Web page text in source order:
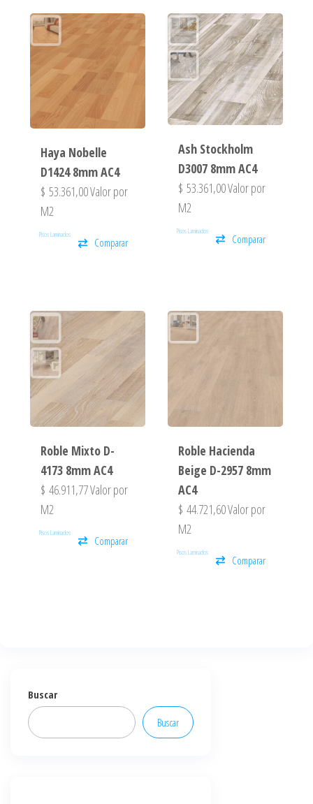
Haya Nobelle
D1424 8mm AC4
$ 53.361,00Valor por
M2
Pisos Laminados
Comparar
Ash Stockholm
D3007 8mm AC4
$ 53.361,00Valor por
M2
Pisos Laminados
Comparar
Roble Mixto D-
4173 8mm AC4
$ 46.911,77Valor por
M2
Pisos Laminados
Comparar
Roble Hacienda
Beige D-2957 8mm
AC4
$ 44.721,60Valor por
M2
Pisos Laminados
Comparar
Buscar
Buscar